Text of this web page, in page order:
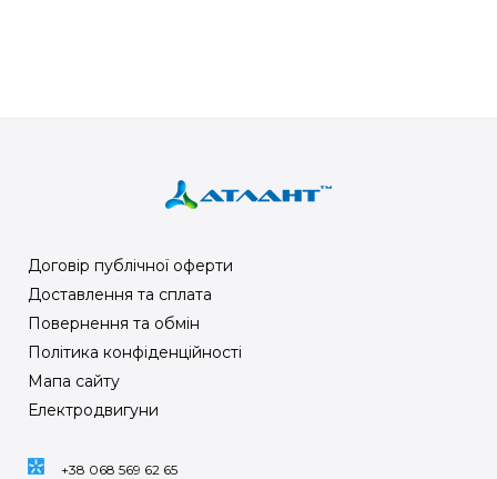
Договір публічної оферти
Доставлення та сплата
Повернення та обмін
Політика конфіденційності
Мапа сайту
Електродвигуни
+38 068 569 62 65